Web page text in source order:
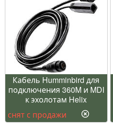
Кабель Humminbird для
подключения 360M и MDI
к эхолотам Helix
снят с продажи